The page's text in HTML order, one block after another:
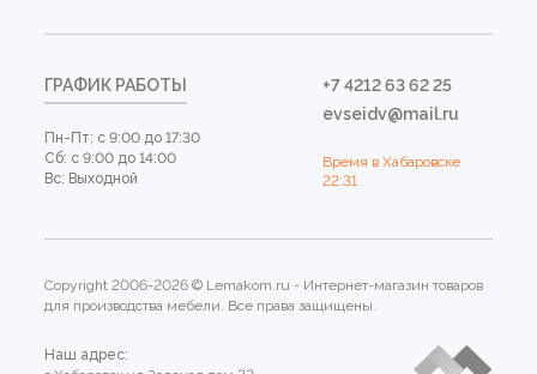
ГРАФИК РАБОТЫ
Пн-Пт: с 9:00 до 17:30
Сб: с 9:00 до 14:00
Вс: Выходной
+7 4212 63 62 25
evseidv@mail.ru
Время в Хабаровске
22:31
Copyright 2006-2026 © Lemakom.ru - Интернет-магазин товаров
для производства мебели. Все права защищены.
Наш адрес: